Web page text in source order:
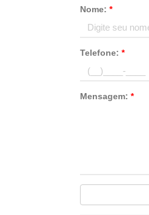
Nome: *
Telefone: *
Mensagem: *